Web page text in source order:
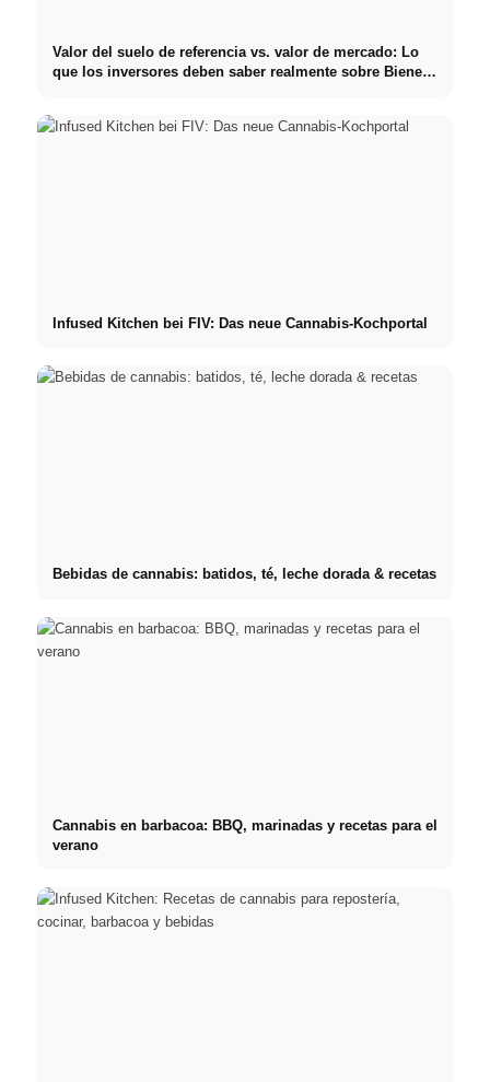
Valor del suelo de referencia vs. valor de mercado: Lo
que los inversores deben saber realmente sobre Bienes
Infused Kitchen bei FIV: Das neue Cannabis-Kochportal
Bebidas de cannabis: batidos, té, leche dorada & recetas
Cannabis en barbacoa: BBQ, marinadas y recetas para el
verano